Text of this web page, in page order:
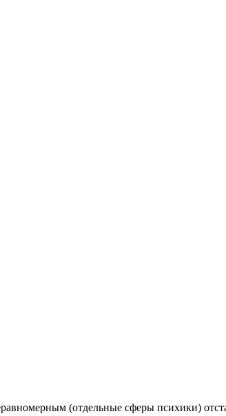
(отдельные сферы психики)